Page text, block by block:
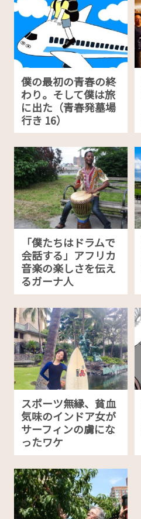
僕の最初の青春の終
わり。そして僕は旅
に出た（青春発墓場
行き 16）
「僕たちはドラムで
会話する」アフリカ
音楽の楽しさを伝え
るガーナ人
スポーツ無縁、貧血
気味のインドア女が
サーフィンの虜にな
ったワケ